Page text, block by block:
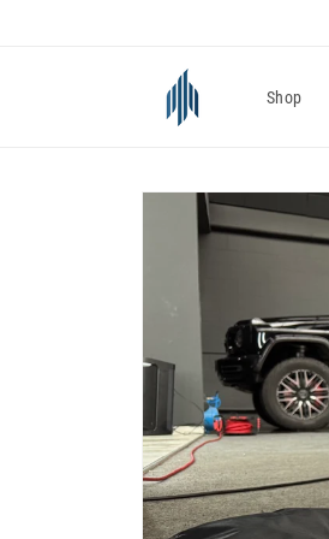
Shop
Zu
Produktinformationen
springen